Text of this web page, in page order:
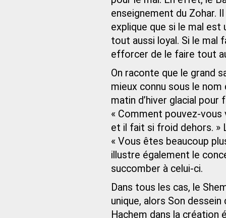
enseignement du Zohar.
explique que si le mal
tout aussi loyal. Si le mal
efforcer de le faire tout
On raconte que le grand
mieux connu sous le nom
matin d’hiver glacial pour
« Comment pouvez-
et il fait si froid dehors. »
« Vous êtes beaucoup
illustre également le
succomber à celui-ci.
Dans tous les cas, le
unique, alors Son
Hachem dans la création